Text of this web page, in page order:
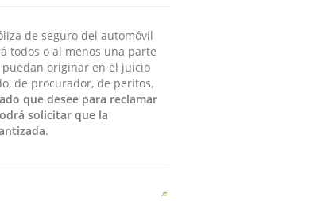
de seguro del automóvil
todos o al menos una parte
puedan originar en el juicio
de procurador, de peritos,
que desee para reclamar
solicitar que la
.